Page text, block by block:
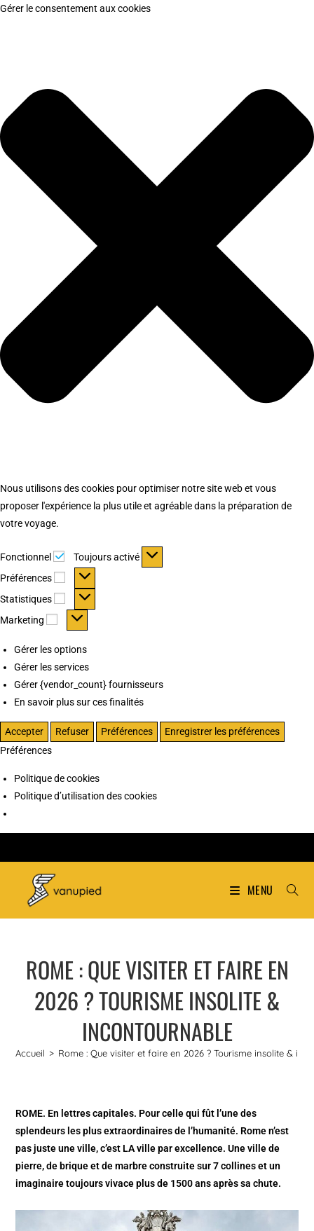
Gérer le consentement aux cookies
Nous utilisons des cookies pour optimiser notre site web et vous
proposer l'expérience la plus utile et agréable dans la préparation de
votre voyage.
Fonctionnel Fonctionnel
Toujours activé
Préférences
Préférences
Statistiques Statistiques
Marketing Marketing
Gérer les options
Gérer les services
Gérer {vendor_count} fournisseurs
En savoir plus sur ces finalités
Accepter Refuser Préférences
Enregistrer les préférences
Préférences
Politique de cookies
Politique d’utilisation des cookies
MENU
ROME : QUE VISITER ET FAIRE EN
2026 ? TOURISME INSOLITE &
INCONTOURNABLE
Accueil > Rome : Que visiter et faire en 2026 ? Tourisme insolite &
ROME. En lettres capitales. Pour celle qui fût l’une des
splendeurs les plus extraordinaires de l’humanité. Rome n’est
pas juste une ville, c’est LA ville par excellence. Une ville de
pierre, de brique et de marbre construite sur 7 collines et un
imaginaire toujours vivace plus de 1500 ans après sa chute.